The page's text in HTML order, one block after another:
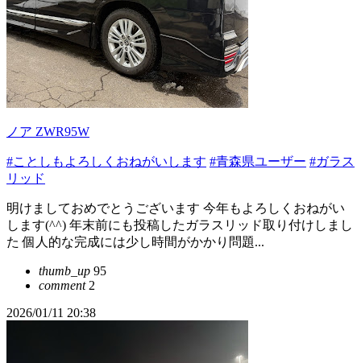
ノア ZWR95W
#ことしもよろしくおねがいします #青森県ユーザー #ガラス
リッド
明けましておめでとうございます 今年もよろしくおねがい
します(^^) 年末前にも投稿したガラスリッド取り付けしまし
た 個人的な完成には少し時間がかかり問題...
thumb_up 95
comment2
2026/01/11 20:38